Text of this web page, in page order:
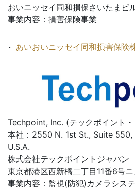
おいニッセイ同和損保さいたまビ
事業内容：損害保険事業
あいおいニッセイ同和損害保険
Techpoint, Inc. (テックポイント
本社：2550 N. 1st St., Suite 550,
U.S.A.
株式会社テックポイントジャパン
東京都港区西新橋二丁目11番6号
事業内容：監視(防犯)カメラシス